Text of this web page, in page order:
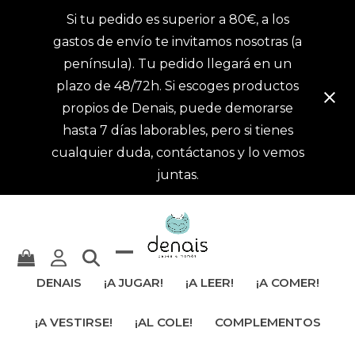
Si tu pedido es superior a 80€, a los
gastos de envío te invitamos nosotras (a
península). Tu pedido llegará en un
plazo de 48/72h. Si escoges productos
propios de Denais, puede demorarse
hasta 7 días laborables, pero si tienes
cualquier duda, contáctanos y lo vemos
juntas.
ocultar
móvil
DENAIS ¡A JUGAR! ¡A LEER! ¡A COMER!
¡A VESTIRSE! ¡AL COLE! COMPLEMENTOS